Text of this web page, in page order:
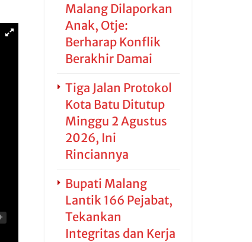
Malang Dilaporkan
Anak, Otje:
Berharap Konflik
Berakhir Damai
Tiga Jalan Protokol
Kota Batu Ditutup
Minggu 2 Agustus
2026, Ini
Rinciannya
Bupati Malang
Lantik 166 Pejabat,
Tekankan
Integritas dan Kerja